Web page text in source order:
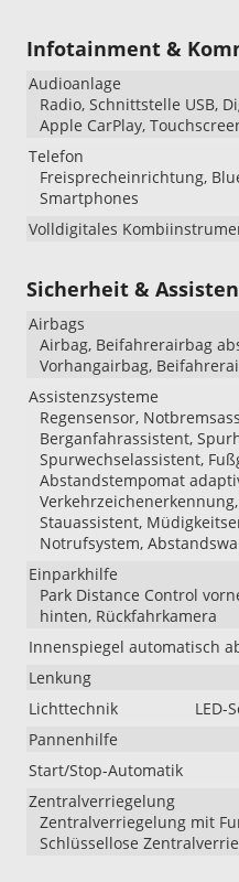
Infotainment &
Audioanlage
Radio, Schnittstelle USB,
Apple CarPlay,
Telefon
Freisprecheinrichtung,
Smartphones
Volldigitales
Sicherheit &
Airbags
Airbag, Beifahrerairbag
Vorhangairbag,
Assistenzsysteme
Regensensor,
Berganfahrassistent,
Spurwechselassistent,
Abstandstempomat
Stauassistent,
Notrufsystem,
Einparkhilfe
Park Distance Control
hinten, Rückfahrkamera
Innenspiegel automatisch
Lenkung
Lichttechnik
LED-
Pannenhilfe
Start/Stop-Automatik
Zentralverriegelung
Zentralverriegelung mit
Schlüssellose